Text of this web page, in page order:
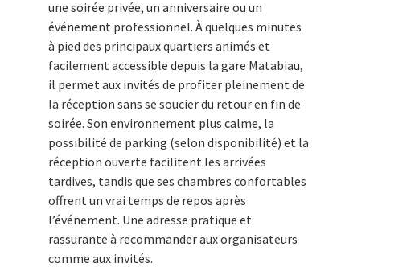
une soirée privée, un anniversaire ou un
événement professionnel. À quelques minutes
à pied des principaux quartiers animés et
facilement accessible depuis la gare Matabiau,
il permet aux invités de profiter pleinement de
la réception sans se soucier du retour en fin de
soirée. Son environnement plus calme, la
possibilité de parking (selon disponibilité) et la
réception ouverte facilitent les arrivées
tardives, tandis que ses chambres confortables
offrent un vrai temps de repos après
l’événement. Une adresse pratique et
rassurante à recommander aux organisateurs
comme aux invités.